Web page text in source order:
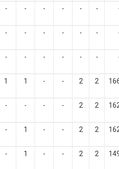
- - - - - -
- - - - - -
- - - - - -
1 1 - - 2 2
- - - - 2 2
- 1 - - 2 2
- 1 - - 2 2